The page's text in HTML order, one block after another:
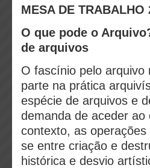
MESA DE TRABALHO
O que pode o
de arquivos
O fascínio pelo arquivo
parte na prática
espécie de arquivos e
demanda de aceder
contexto, as
se entre criação e
histórica e desvio